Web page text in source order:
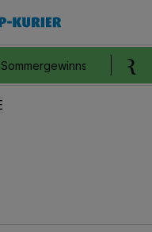
Sommergewinnspiel